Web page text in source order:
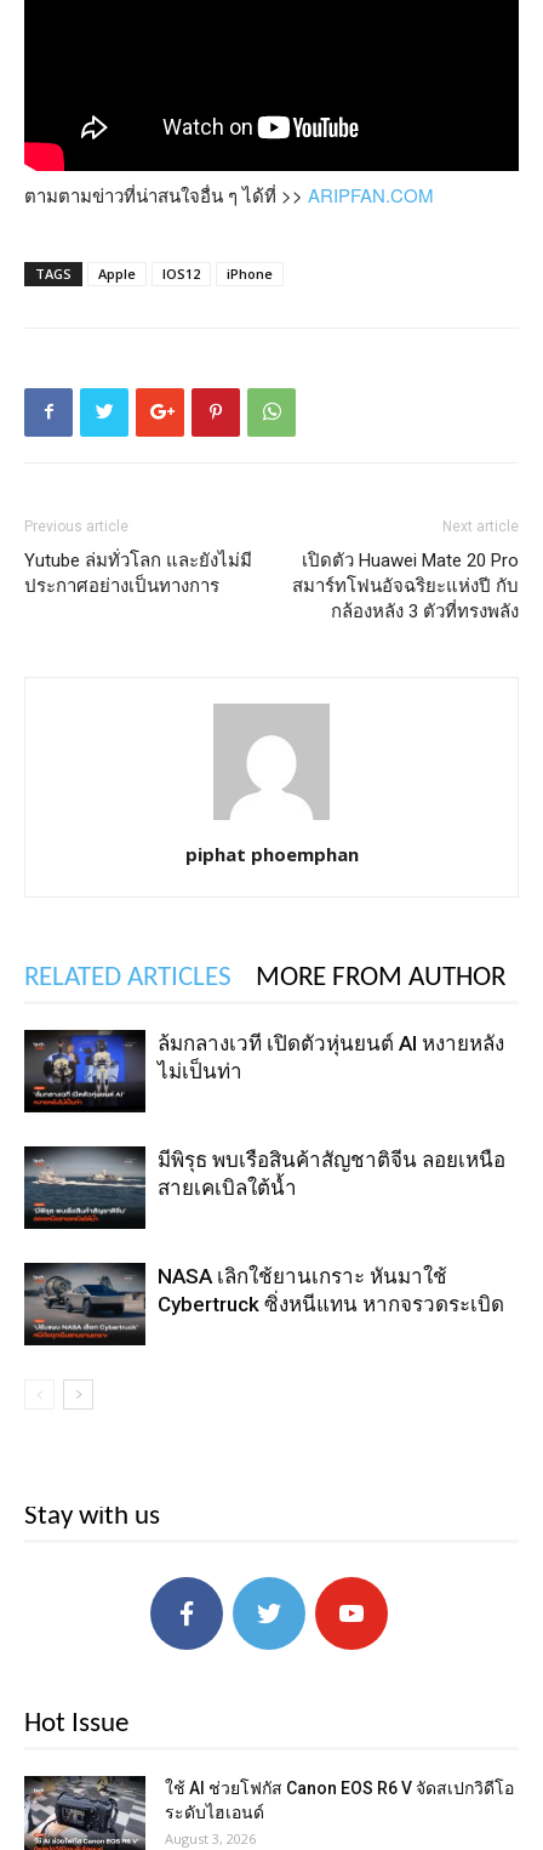
ตามตามข่าวที่น่าสนใจอื่น ๆ ได้ที่ >> ARIPFAN.COM
TAGS Apple IOS12 iPhone
Previous article
Yutube ล่มทั่วโลก และยังไม่มี
ประกาศอย่างเป็นทางการ
Next article
เปิดตัว Huawei Mate 20 Pro
สมาร์ทโฟนอัจฉริยะแห่งปี กับ
กล้องหลัง 3 ตัวที่ทรงพลัง
piphat phoemphan
RELATED ARTICLES MORE FROM AUTHOR
ล้มกลางเวที เปิดตัวหุ่นยนต์ AI หงายหลัง
ไม่เป็นท่า
มีพิรุธ พบเรือสินค้าสัญชาติจีน ลอยเหนือ
สายเคเบิลใต้น้ำ
NASA เลิกใช้ยานเกราะ หันมาใช้
Cybertruck ซิ่งหนีแทน หากจรวดระเบิด
Stay with us
Hot Issue
ใช้ AI ช่วยโฟกัส Canon EOS R6 V จัดสเปกวิดีโอ
ระดับไฮเอนด์
August 3, 2026